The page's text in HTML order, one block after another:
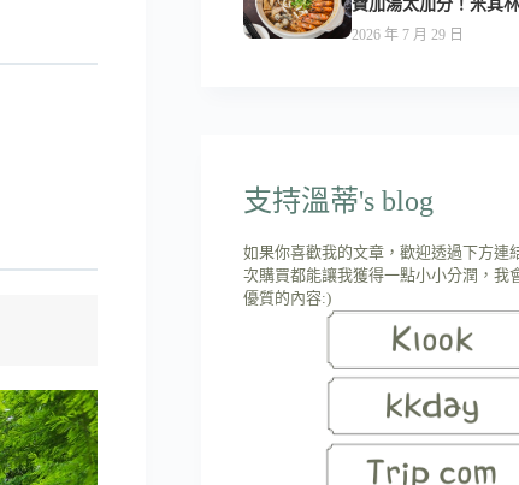
費加湯太加分！米其
食-附菜單
2026 年 7 月 29 日
支持溫蒂's blog
如果你喜歡我的文章，歡迎透過下方連
次購買都能讓我獲得一點小小分潤，我
優質的內容:)